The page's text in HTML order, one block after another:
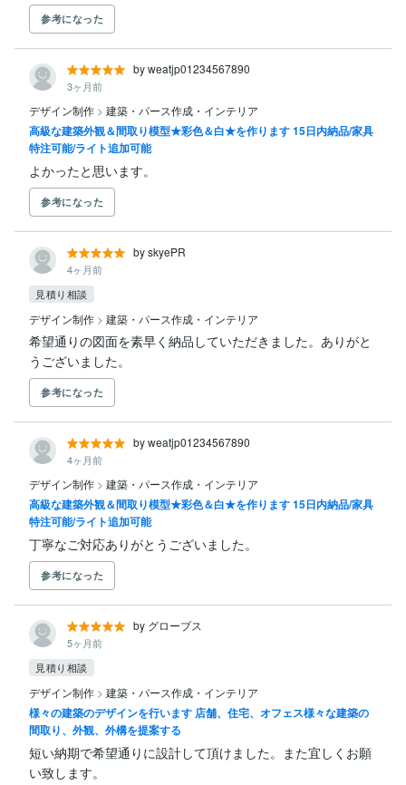
参考になった
by weatjp01234567890
3ヶ月前
デザイン制作 > 建築・パース作成・インテリア
高級な建築外観＆間取り模型★彩色＆白★を作ります 15日内納品/家具
特注可能/ライト追加可能
よかったと思います。
参考になった
by skyePR
4ヶ月前
見積り相談
デザイン制作 > 建築・パース作成・インテリア
希望通りの図面を素早く納品していただきました。ありがと
うございました。
参考になった
by weatjp01234567890
4ヶ月前
デザイン制作 > 建築・パース作成・インテリア
高級な建築外観＆間取り模型★彩色＆白★を作ります 15日内納品/家具
特注可能/ライト追加可能
丁寧なご対応ありがとうございました。
参考になった
by グローブス
5ヶ月前
見積り相談
デザイン制作 > 建築・パース作成・インテリア
様々の建築のデザインを行います 店舗、住宅、オフェス様々な建築の
間取り、外観、外構を提案する
短い納期で希望通りに設計して頂けました。また宜しくお願
い致します。